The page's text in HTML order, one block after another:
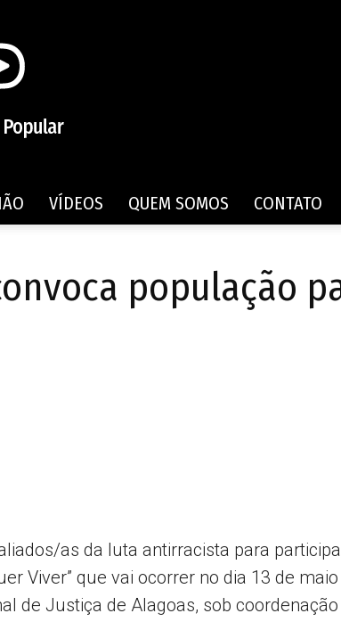
VÍDEOS QUEM SOMOS CONTATO
população
as da luta antirracista para
Viver” que vai ocorrer no dia 13 de
de Justiça de Alagoas, sob coordenação